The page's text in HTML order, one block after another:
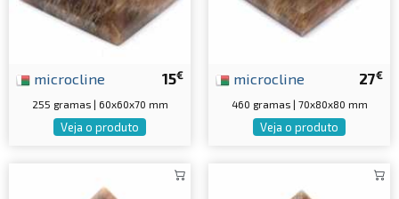
15€
microcline
255 gramas | 60x60x70 mm
Veja o produto
27€
microcline
460 gramas | 70x80x80 mm
Veja o produto